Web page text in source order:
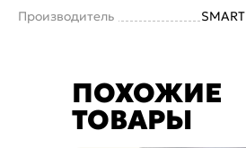
Производитель SMART
ПОХОЖИЕ
ТОВАРЫ